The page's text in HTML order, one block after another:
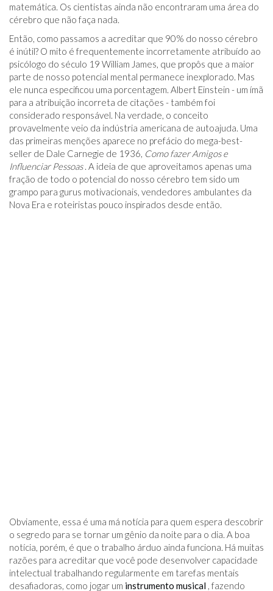
matemática. Os cientistas ainda não encontraram uma área do
cérebro que não faça nada.
Então, como passamos a acreditar que 90% do nosso cérebro
é inútil? O mito é frequentemente incorretamente atribuído ao
psicólogo do século 19 William James, que propôs que a maior
parte de nosso potencial mental permanece inexplorado. Mas
ele nunca especificou uma porcentagem. Albert Einstein - um ímã
para a atribuição incorreta de citações - também foi
considerado responsável. Na verdade, o conceito
provavelmente veio da indústria americana de autoajuda. Uma
das primeiras menções aparece no prefácio do mega-best-
seller de Dale Carnegie de 1936, Como fazer Amigos e
Influenciar Pessoas. A ideia de que aproveitamos apenas uma
fração de todo o potencial do nosso cérebro tem sido um
grampo para gurus motivacionais, vendedores ambulantes da
Nova Era e roteiristas pouco inspirados desde então.
Obviamente, essa é uma má notícia para quem espera descobrir
o segredo para se tornar um gênio da noite para o dia. A boa
notícia, porém, é que o trabalho árduo ainda funciona. Há muitas
razões para acreditar que você pode desenvolver capacidade
intelectual trabalhando regularmente em tarefas mentais
desafiadoras, como jogar um instrumento musical , fazendo